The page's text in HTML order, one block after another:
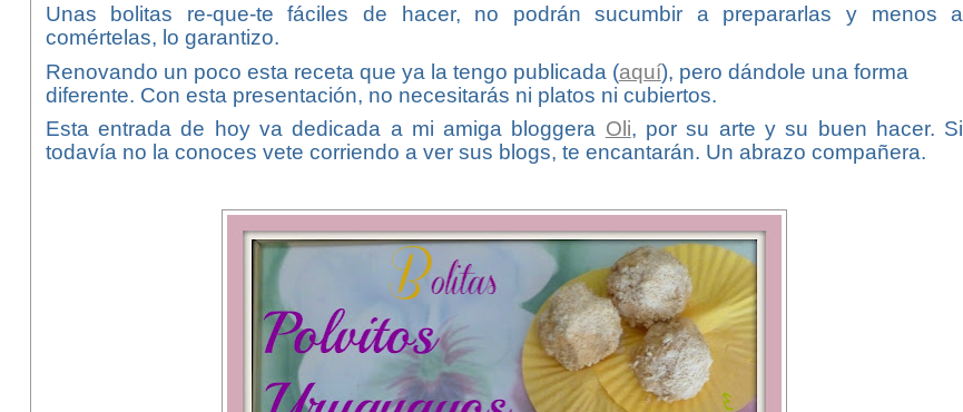
Unas bolitas re-que-te fáciles de hacer, no podrán sucumbir a prepararlas y menos a
comértelas, lo garantizo.
Renovando un poco esta receta que ya la tengo publicada (aquí), pero dándole una forma
diferente. Con esta presentación, no necesitarás ni platos ni cubiertos.
Esta entrada de hoy va dedicada a mi amiga bloggera Oli, por su arte y su buen hacer. Si
todavía no la conoces vete corriendo a ver sus blogs, te encantarán. Un abrazo compañera.